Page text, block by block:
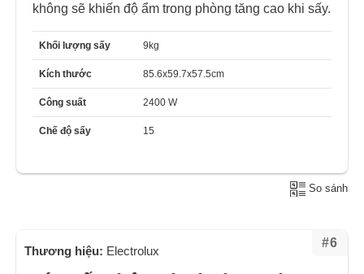
không sẽ khiến độ ẩm trong phòng tăng cao khi sấy.
Khối lượng sấy 9kg
Kích thước 85.6x59.7x57.5cm
Công suất 2400 W
Chế độ sấy 15
So sánh
#6
Thương hiệu: Electrolux